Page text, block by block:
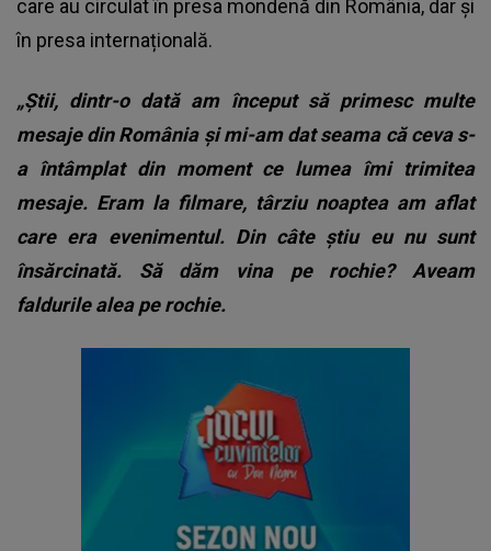
care au circulat în presa mondenă din România, dar și
în presa internațională.
„Știi, dintr-o dată am început să primesc multe
mesaje din România și mi-am dat seama că ceva s-
a întâmplat din moment ce lumea îmi trimitea
mesaje. Eram la filmare, târziu noaptea am aflat
care era evenimentul. Din câte știu eu nu sunt
însărcinată. Să dăm vina pe rochie? Aveam
faldurile alea pe rochie.